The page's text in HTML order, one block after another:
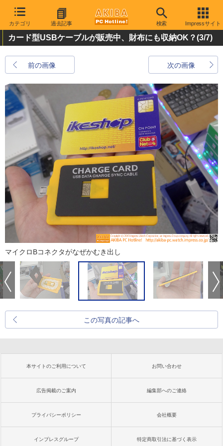
カテゴリ 過去記事 検索 Impressサイト
カード型USBケーブルが販売中、財布にも収納OK？(3/7)
前の画像 次の画像
マイクロBコネクタがなぜかむき出し
この写真の記事へ
本サイトのご利用について お問い合わせ
広告掲載のご案内 編集部へのご連絡
プライバシーポリシー 会社概要
インプレスグループ 特定商取引法に基づく表示